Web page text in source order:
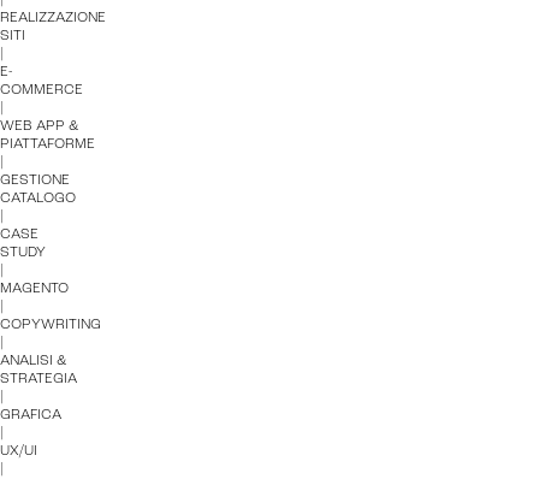
REALIZZAZIONE
SITI
E-
COMMERCE
WEB APP &
PIATTAFORME
GESTIONE
CATALOGO
CASE
STUDY
MAGENTO
COPYWRITING
ANALISI &
STRATEGIA
GRAFICA
UX/UI